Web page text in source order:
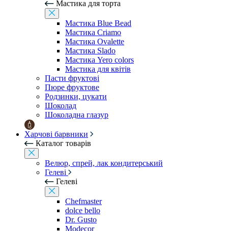
Мастика для торта
Мастика Blue Bead
Мастика Criamo
Мастика Ovalette
Мастика Slado
Мастика Yero colors
Мастика для квітів
Пасти фруктові
Пюре фруктове
Родзинки, цукати
Шоколад
Шоколадна глазур
Харчові барвники
Каталог товарів
Велюр, спрей, лак кондитерський
Гелеві
Гелеві
Chefmaster
dolce bello
Dr. Gusto
Modecor